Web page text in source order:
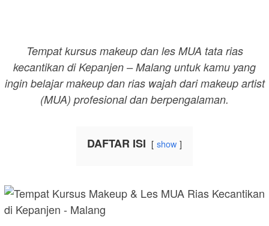
Tempat kursus makeup dan les MUA tata rias
kecantikan di Kepanjen – Malang untuk kamu yang
ingin belajar makeup dan rias wajah dari makeup artist
(MUA) profesional dan berpengalaman.
DAFTAR ISI show